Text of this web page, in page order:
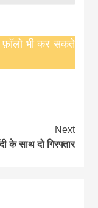
भी कर सकते
Next
के साथ दो गिरफ्तार